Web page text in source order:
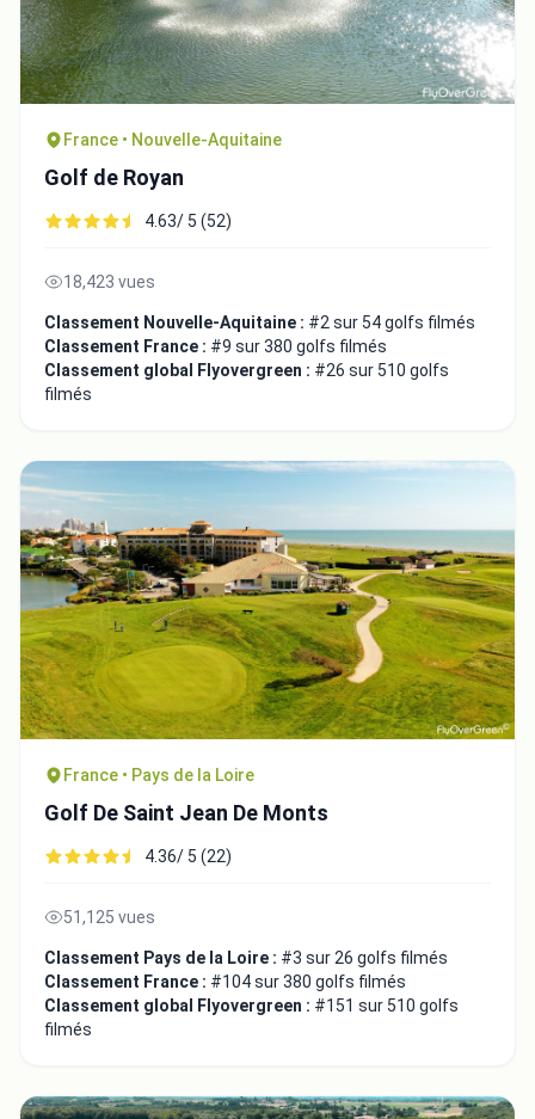
France • Nouvelle-Aquitaine
Golf de Royan
4.63/ 5 (52)
18,423 vues
Classement Nouvelle-Aquitaine : #2 sur 54 golfs filmés
Classement France : #9 sur 380 golfs filmés
Classement global Flyovergreen : #26 sur 510 golfs
filmés
France • Pays de la Loire
Golf De Saint Jean De Monts
4.36/ 5 (22)
51,125 vues
Classement Pays de la Loire : #3 sur 26 golfs filmés
Classement France : #104 sur 380 golfs filmés
Classement global Flyovergreen : #151 sur 510 golfs
filmés